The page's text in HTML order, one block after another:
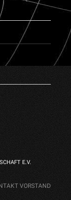
E.V.
VORSTAND